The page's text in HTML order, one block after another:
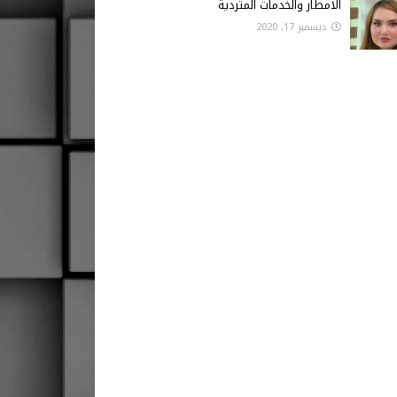
الامطار والخدمات المتردية
ديسمبر 17, 2020